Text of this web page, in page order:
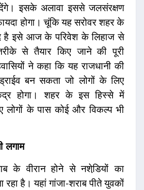
इसके अलावा इससे जलसंरक्षण
होगा। चूंकि यह सरोवर शहर के
है इसे आज के परिवेश के लिहाज से
से तैयार किए जाने की पूरी
ने कहा कि यह राजधानी की
बन सकता जो लोगों के लिए
होगा। शहर के इस हिस्से में
लोगों के पास कोई और विकल्प भी
लगाम
के वीरान होने से नशेडि़यों का
रहा है। यहां गांजा-शराब पीते युवकों